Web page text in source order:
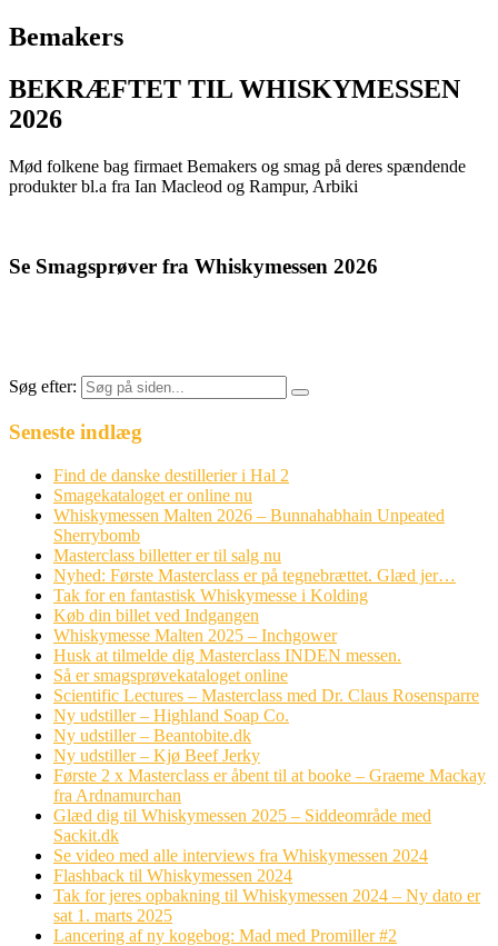
Bemakers
BEKRÆFTET TIL WHISKYMESSEN
2026
Mød folkene bag firmaet Bemakers og smag på deres spændende
produkter bl.a fra Ian Macleod og Rampur, Arbiki
Se Smagsprøver fra Whiskymessen 2026
Søg efter:
Seneste indlæg
Find de danske destillerier i Hal 2
Smagekataloget er online nu
Whiskymessen Malten 2026 – Bunnahabhain Unpeated
Sherrybomb
Masterclass billetter er til salg nu
Nyhed: Første Masterclass er på tegnebrættet. Glæd jer…
Tak for en fantastisk Whiskymesse i Kolding
Køb din billet ved Indgangen
Whiskymesse Malten 2025 – Inchgower
Husk at tilmelde dig Masterclass INDEN messen.
Så er smagsprøvekataloget online
Scientific Lectures – Masterclass med Dr. Claus Rosensparre
Ny udstiller – Highland Soap Co.
Ny udstiller – Beantobite.dk
Ny udstiller – Kjø Beef Jerky
Første 2 x Masterclass er åbent til at booke – Graeme Mackay
fra Ardnamurchan
Glæd dig til Whiskymessen 2025 – Siddeområde med
Sackit.dk
Se video med alle interviews fra Whiskymessen 2024
Flashback til Whiskymessen 2024
Tak for jeres opbakning til Whiskymessen 2024 – Ny dato er
sat 1. marts 2025
Lancering af ny kogebog: Mad med Promiller #2